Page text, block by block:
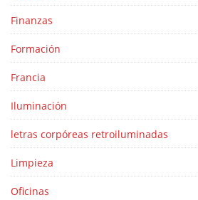
Finanzas
Formación
Francia
Iluminación
letras corpóreas retroiluminadas
Limpieza
Oficinas